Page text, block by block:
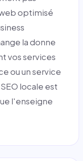
optimisé
la donne
vos services
ou un service
locale est
l'enseigne